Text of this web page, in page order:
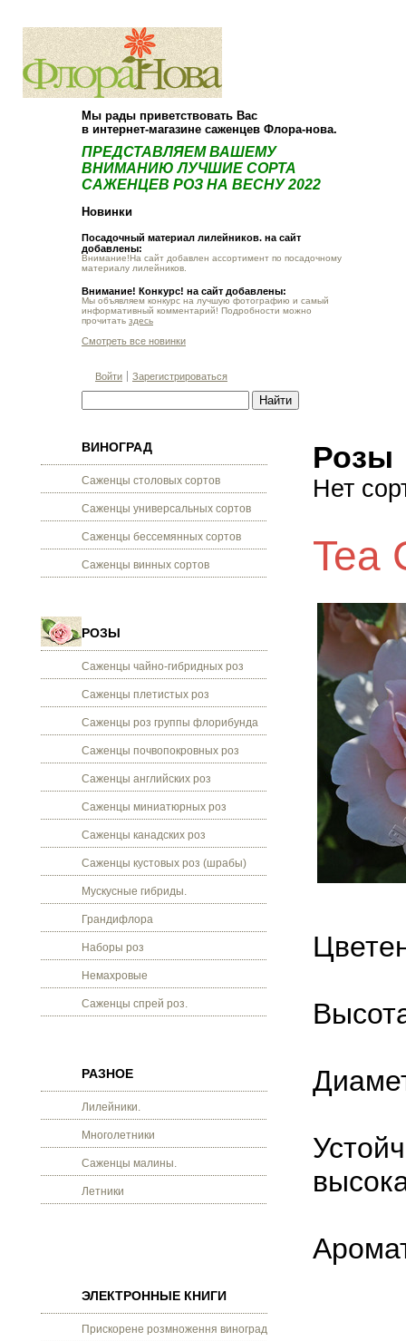
Мы рады приветствовать Вас
в интернет-магазине саженцев Флора-нова.
ПРЕДСТАВЛЯЕМ ВАШЕМУ
ВНИМАНИЮ ЛУЧШИЕ СОРТА
САЖЕНЦЕВ РОЗ НА ВЕСНУ 2022
Новинки
Посадочный материал лилейников. на сайт
добавлены:
Внимание!На сайт добавлен ассортимент по посадочному
материалу лилейников.
Внимание! Конкурс! на сайт добавлены:
Мы объявляем конкурс на лучшую фотографию и самый
информативный комментарий! Подробности можно
прочитать здесь
Смотреть все новинки
Войти Зарегистрироваться
ВИНОГРАД
Саженцы столовых сортов
Саженцы универсальных сортов
Саженцы бессемянных сортов
Саженцы винных сортов
РОЗЫ
Саженцы чайно-гибридных роз
Саженцы плетистых роз
Саженцы роз группы флорибунда
Саженцы почвопокровных роз
Саженцы английских роз
Саженцы миниатюрных роз
Саженцы канадских роз
Саженцы кустовых роз (шрабы)
Мускусные гибриды.
Грандифлора
Наборы роз
Немахровые
Саженцы спрей роз.
РАЗНОЕ
Лилейники.
Многолетники
Саженцы малины.
Летники
ЭЛЕКТРОННЫЕ КНИГИ
Прискорене розмноження винограду.
Розы
Нет
Tea